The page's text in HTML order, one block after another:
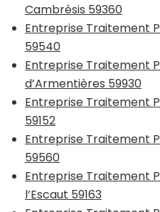
Cambrésis 59360
Entreprise Traitement
59540
Entreprise Traitement
d’Armentières 59930
Entreprise Traitement
59152
Entreprise Traitement
59560
Entreprise Traitement
l’Escaut 59163